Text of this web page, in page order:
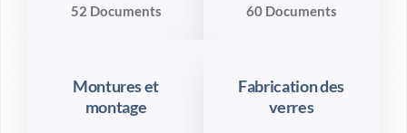
52 Documents 60 Documents
Montures et
montage
Fabrication des
verres